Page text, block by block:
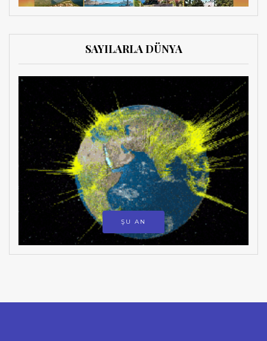
SAYILARLA DÜNYA
ŞU AN